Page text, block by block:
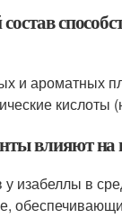
и ароматных
влияют на
изабеллы в